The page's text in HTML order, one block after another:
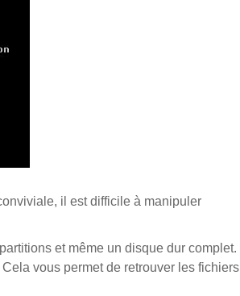
il est difficile à manipuler
et même un disque dur complet.
vous permet de retrouver les fichiers